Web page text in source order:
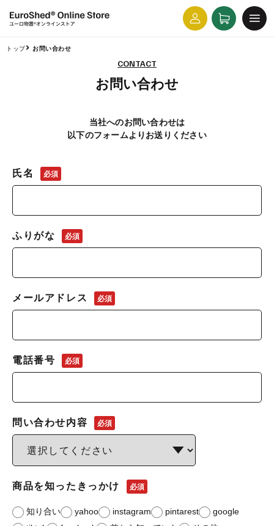
ンツに
進む
グ
イ
ー
ト
トップ お問い合わせ
CONTACT
お問い合わせ
当社へのお問い合わせは
以下のフォームよりお送りください
氏名 必須
ふりがな 必須
メールアドレス 必須
電話番号 必須
問い合わせ内容 必須
商品を知ったきっかけ 必須
知り合い yahoo instagram pintarest
google